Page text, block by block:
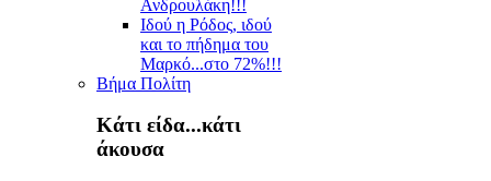
Ανδρουλάκη!!!
Ιδού η Ρόδος, ιδού
και το πήδημα του
Μαρκό...στο 72%!!!
Βήμα Πολίτη
Κάτι είδα...κάτι
άκουσα